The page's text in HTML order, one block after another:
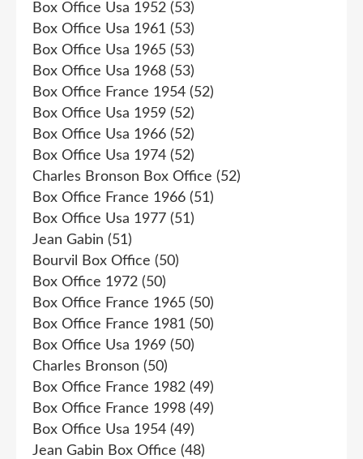
Box Office Usa 1952 (53)
Box Office Usa 1961 (53)
Box Office Usa 1965 (53)
Box Office Usa 1968 (53)
Box Office France 1954 (52)
Box Office Usa 1959 (52)
Box Office Usa 1966 (52)
Box Office Usa 1974 (52)
Charles Bronson Box Office (52)
Box Office France 1966 (51)
Box Office Usa 1977 (51)
Jean Gabin (51)
Bourvil Box Office (50)
Box Office 1972 (50)
Box Office France 1965 (50)
Box Office France 1981 (50)
Box Office Usa 1969 (50)
Charles Bronson (50)
Box Office France 1982 (49)
Box Office France 1998 (49)
Box Office Usa 1954 (49)
Jean Gabin Box Office (48)